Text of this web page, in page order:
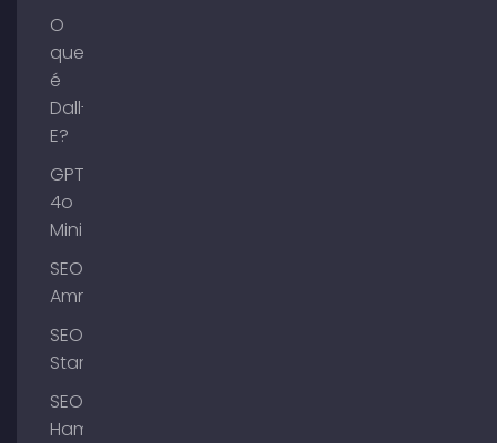
O
que
é
Dall-
E?
GPT-
4o
Mini
SEO
Ammersee
SEO
Starnberg
SEO
Hamburgo